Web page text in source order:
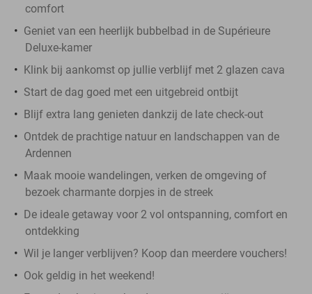
comfort
Geniet van een heerlijk bubbelbad in de Supérieure
Deluxe-kamer
Klink bij aankomst op jullie verblijf met 2 glazen cava
Start de dag goed met een uitgebreid ontbijt
Blijf extra lang genieten dankzij de late check-out
Ontdek de prachtige natuur en landschappen van de
Ardennen
Maak mooie wandelingen, verken de omgeving of
bezoek charmante dorpjes in de streek
De ideale getaway voor 2 vol ontspanning, comfort en
ontdekking
Wil je langer verblijven? Koop dan meerdere vouchers!
Ook geldig in het weekend!